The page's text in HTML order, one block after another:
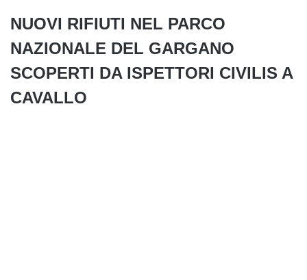
NUOVI RIFIUTI NEL PARCO
NAZIONALE DEL GARGANO
SCOPERTI DA ISPETTORI CIVILIS A
CAVALLO